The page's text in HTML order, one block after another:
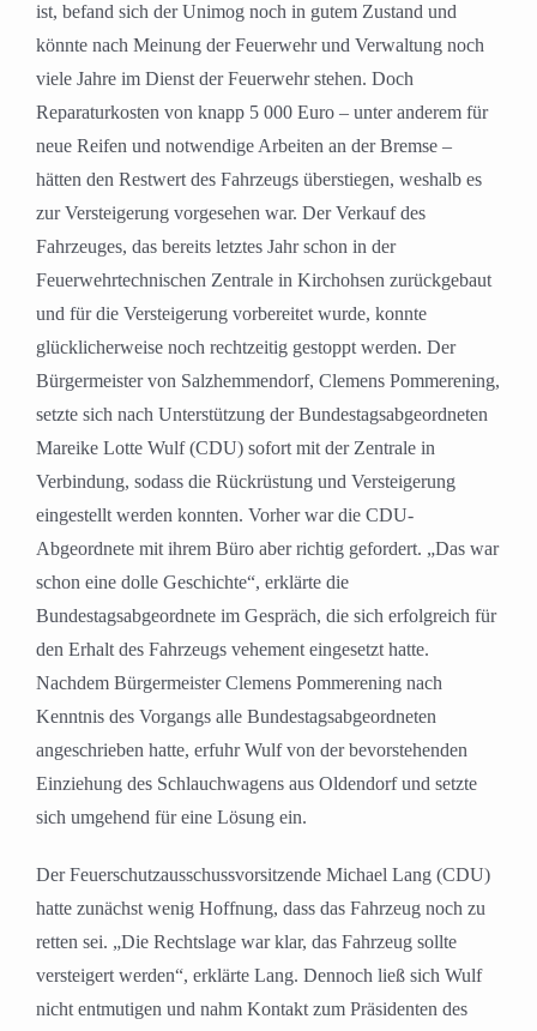
ist, befand sich der Unimog noch in gutem Zustand und
könnte nach Meinung der Feuerwehr und Verwaltung noch
viele Jahre im Dienst der Feuerwehr stehen. Doch
Reparaturkosten von knapp 5 000 Euro – unter anderem für
neue Reifen und notwendige Arbeiten an der Bremse –
hätten den Restwert des Fahrzeugs überstiegen, weshalb es
zur Versteigerung vorgesehen war. Der Verkauf des
Fahrzeuges, das bereits letztes Jahr schon in der
Feuerwehrtechnischen Zentrale in Kirchohsen zurückgebaut
und für die Versteigerung vorbereitet wurde, konnte
glücklicherweise noch rechtzeitig gestoppt werden. Der
Bürgermeister von Salzhemmendorf, Clemens Pommerening,
setzte sich nach Unterstützung der Bundestagsabgeordneten
Mareike Lotte Wulf (CDU) sofort mit der Zentrale in
Verbindung, sodass die Rückrüstung und Versteigerung
eingestellt werden konnten. Vorher war die CDU-
Abgeordnete mit ihrem Büro aber richtig gefordert. „Das war
schon eine dolle Geschichte“, erklärte die
Bundestagsabgeordnete im Gespräch, die sich erfolgreich für
den Erhalt des Fahrzeugs vehement eingesetzt hatte.
Nachdem Bürgermeister Clemens Pommerening nach
Kenntnis des Vorgangs alle Bundestagsabgeordneten
angeschrieben hatte, erfuhr Wulf von der bevorstehenden
Einziehung des Schlauchwagens aus Oldendorf und setzte
sich umgehend für eine Lösung ein.
Der Feuerschutzausschussvorsitzende Michael Lang (CDU)
hatte zunächst wenig Hoffnung, dass das Fahrzeug noch zu
retten sei. „Die Rechtslage war klar, das Fahrzeug sollte
versteigert werden“, erklärte Lang. Dennoch ließ sich Wulf
nicht entmutigen und nahm Kontakt zum Präsidenten des